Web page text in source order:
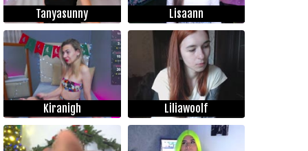
Tanyasunny Lisaann
Kiranigh Liliawoolf